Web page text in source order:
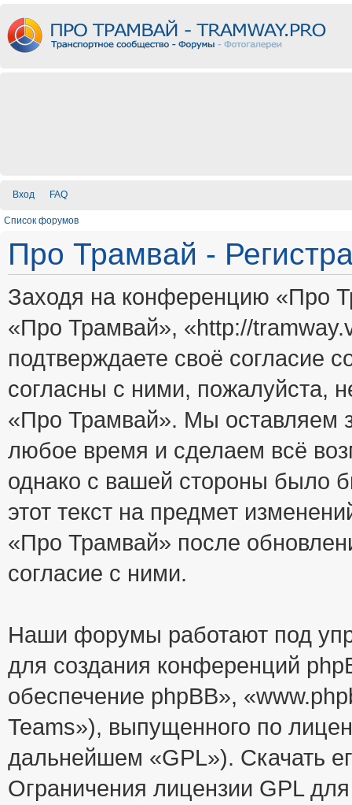
Вход FAQ
Список форумов
Про Трамвай -
Заходя на конференцию «Про
«Про Трамвай», «http://
подтверждаете своё
согласны с ними, пожалуйста,
«Про Трамвай». Мы оставляем
любое время и сделаем всё
однако с вашей стороны было
этот текст на предмет
«Про Трамвай» после
согласие с ними.
Наши форумы работают под
для создания конференций
обеспечение phpBB»,
Teams»), выпущенного по
дальнейшем «GPL»). Скачать
Ограничения лицензии GPL